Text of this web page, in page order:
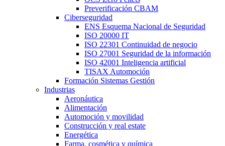
Preverificación CBAM
Ciberseguridad
ENS Esquema Nacional de Seguridad
ISO 20000 IT
ISO 22301 Continuidad de negocio
ISO 27001 Seguridad de la información
ISO 42001 Inteligencia artificial
TISAX Automoción
Formación Sistemas Gestión
Industrias
Aeronáutica
Alimentación
Automoción y movilidad
Construcción y real estate
Energética
Farma, cosmética y química